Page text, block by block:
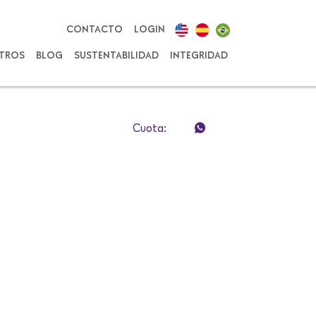
CONTACTO LOGIN
BLOG SUSTENTABILIDAD INTEGRIDAD
Cuota: